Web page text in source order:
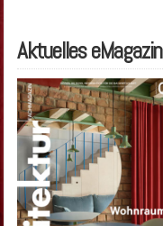
Aktuelles eMagazin